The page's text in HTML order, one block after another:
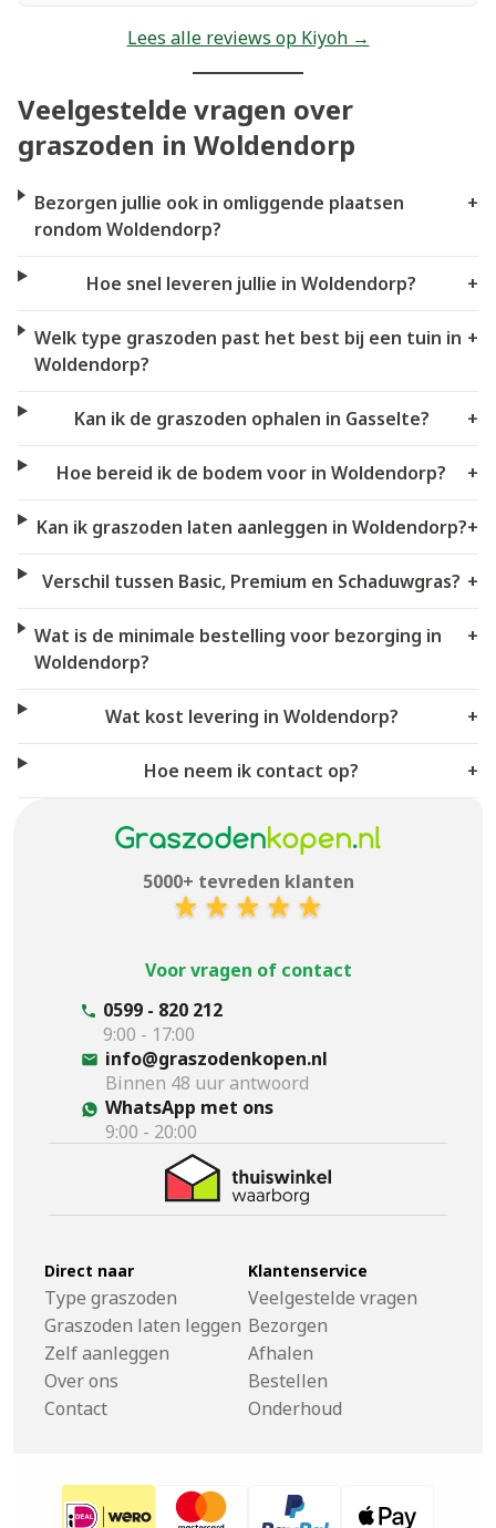
Lees alle reviews op Kiyoh →
Veelgestelde vragen over
graszoden in Woldendorp
Bezorgen jullie ook in omliggende plaatsen
rondom Woldendorp?
+
Hoe snel leveren jullie in Woldendorp? +
Welk type graszoden past het best bij een tuin in
Woldendorp?
+
Kan ik de graszoden ophalen in Gasselte? +
Hoe bereid ik de bodem voor in Woldendorp? +
Kan ik graszoden laten aanleggen in Woldendorp?+
Verschil tussen Basic, Premium en Schaduwgras? +
Wat is de minimale bestelling voor bezorging in
Woldendorp?
+
Wat kost levering in Woldendorp? +
Hoe neem ik contact op? +
5000+ tevreden klanten
Voor vragen of contact
0599 - 820 212
9:00 - 17:00
info@graszodenkopen.nl
Binnen 48 uur antwoord
WhatsApp met ons
9:00 - 20:00
Direct naar
Type graszoden
Graszoden laten leggen
Zelf aanleggen
Over ons
Contact
Klantenservice
Veelgestelde vragen
Bezorgen
Afhalen
Bestellen
Onderhoud